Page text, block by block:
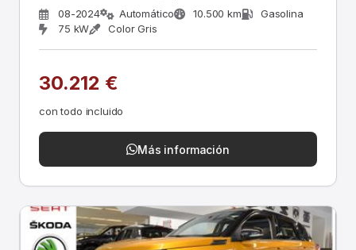
08-2024 Automático 10.500 km
Gasolina
75 kW
Color Gris
30.212 €
con todo incluido
Más información